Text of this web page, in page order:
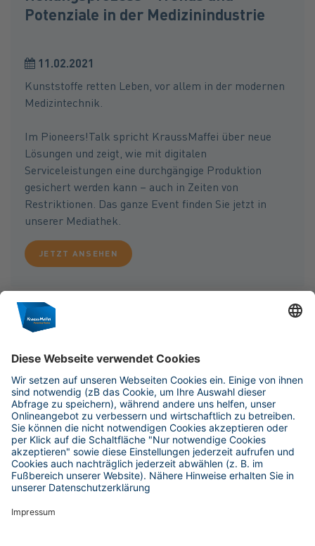
Potenziale in der Medizinindustrie
11.02.2021
Kunststoffe retten Leben, vor allem in der modernen
Medizintechnik.
Im Pioneers!Talk spricht KraussMaffei über neue
Lösungen und zeigt, wie mit digitalen
Serviceleistungen eine durchgängige Produktion
gesichert werden kann – auch in Zeiten von
Restriktionen. Das ganze Event finden Sie jetzt in
unserer Mediathek.
JETZT ANSEHEN
© 2026 KraussMaffei
Imprint